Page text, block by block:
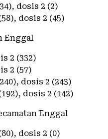
dosis 2 (2)
dosis 2 (45)
Enggal
2 (332)
2 (57)
dosis 2 (243)
dosis 2 (142)
Enggal
dosis 2 (0)